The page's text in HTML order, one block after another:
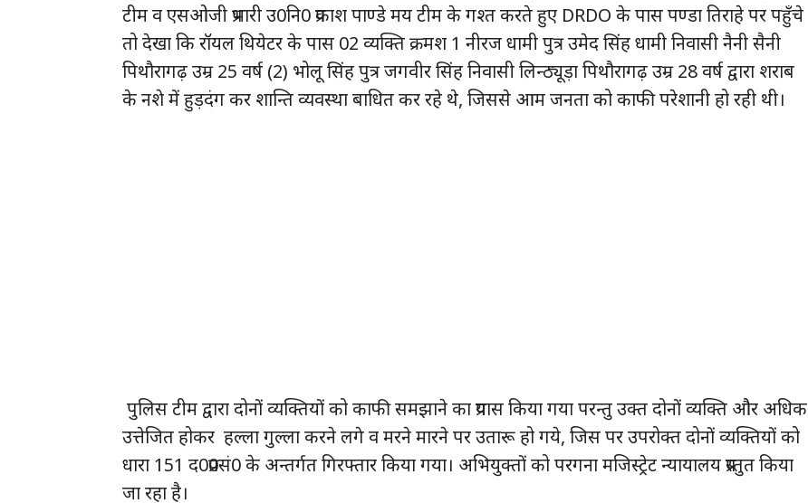
टीम व एसओजी प्रभारी उ0नि0 प्रकाश पाण्डे मय टीम के गश्त करते हुए DRDO के पास पण्डा तिराहे पर पहुँचे
तो देखा कि रॉयल थियेटर के पास 02 व्यक्ति क्रमश 1 नीरज धामी पुत्र उमेद सिंह धामी निवासी नैनी सैनी
पिथौरागढ़ उम्र 25 वर्ष (2) भोलू सिंह पुत्र जगवीर सिंह निवासी लिन्ठ्यूड़ा पिथौरागढ़ उम्र 28 वर्ष द्वारा शराब
के नशे में हुड़दंग कर शान्ति व्यवस्था बाधित कर रहे थे, जिससे आम जनता को काफी परेशानी हो रही थी।
पुलिस टीम द्वारा दोनों व्यक्तियों को काफी समझाने का प्रयास किया गया परन्तु उक्त दोनों व्यक्ति और अधिक
उत्तेजित होकर हल्ला गुल्ला करने लगे व मरने मारने पर उतारू हो गये, जिस पर उपरोक्त दोनों व्यक्तियों को
धारा 151 द0प्र0सं0 के अन्तर्गत गिरफ्तार किया गया। अभियुक्तों को परगना मजिस्ट्रेट न्यायालय प्रस्तुत किया
जा रहा है।